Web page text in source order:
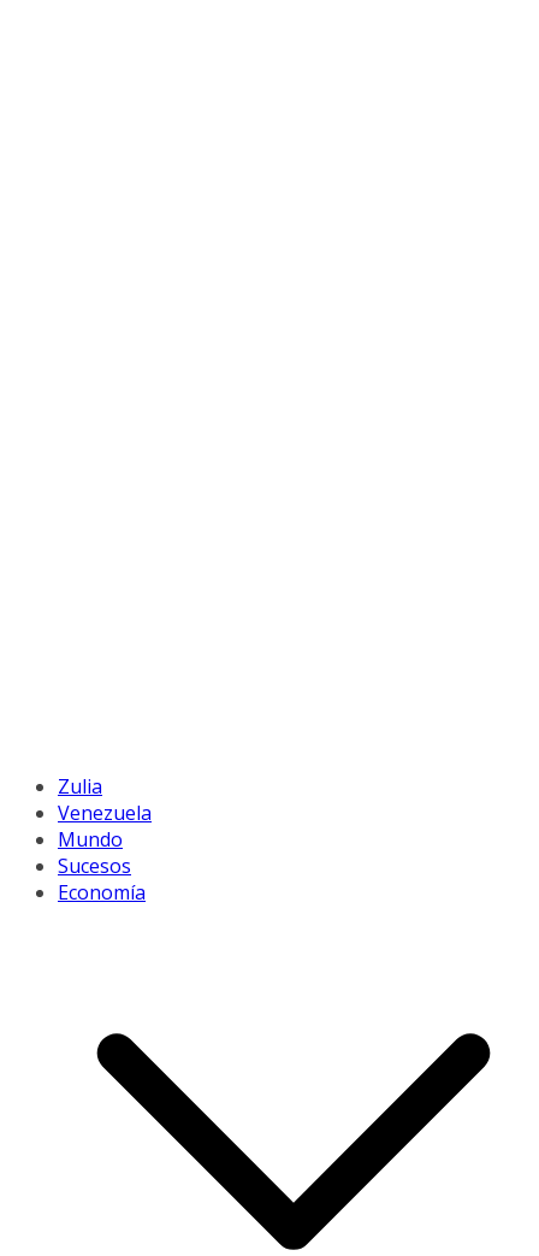
Zulia
Venezuela
Mundo
Sucesos
Economía